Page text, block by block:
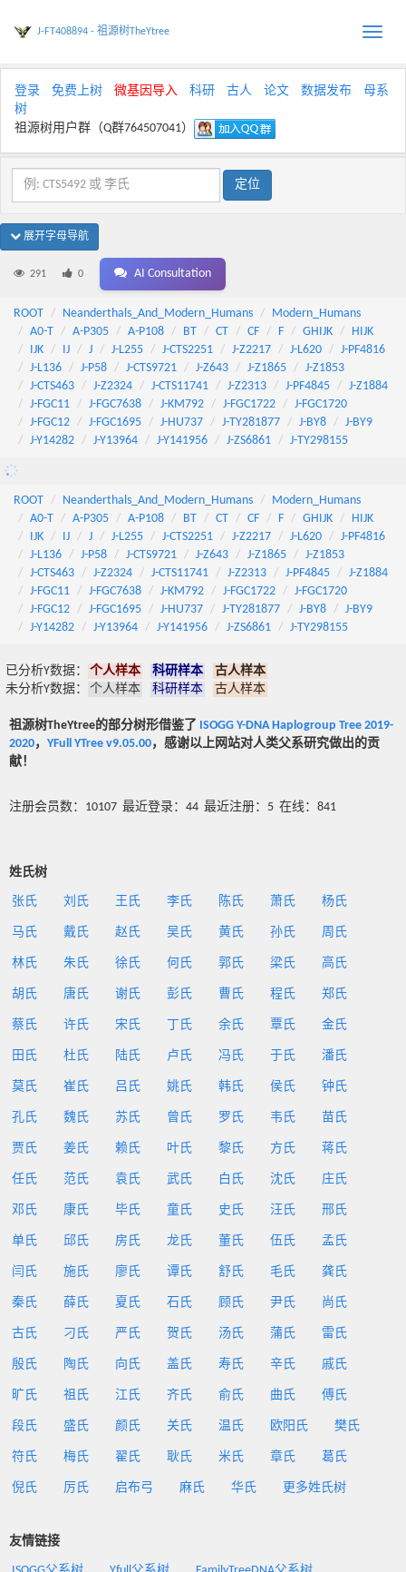
Toggle
J-FT408894 - 祖源树TheYtree
登录 免费上树 微基因导入 科研 古人 论文 数据发布
母系
树
祖源树用户群（Q群764507041）
展开字母导航
291 0 AI Consultation
ROOT Neanderthals_And_Modern_Humans
Modern_Humans
A0-T
A-P305 A-P108 BT CT CF F GHIJK
HIJK
IJK
IJ J J-L255 J-CTS2251 J-Z2217 J-L620
J-PF4816
J-L136
J-P58 J-CTS9721 J-Z643 J-Z1865
J-Z1853
J-CTS463
J-Z2324 J-CTS11741 J-Z2313 J-PF4845
J-Z1884
J-FGC11
J-FGC7638 J-KM792 J-FGC1722
J-FGC1720
J-FGC12
J-FGC1695 J-HU737 J-TY281877 J-BY8
J-BY9
J-Y14282
J-Y13964 J-Y141956 J-ZS6861 J-TY298155
ROOT Neanderthals_And_Modern_Humans
Modern_Humans
A0-T
A-P305 A-P108 BT CT CF F GHIJK
HIJK
IJK
IJ J J-L255 J-CTS2251 J-Z2217 J-L620
J-PF4816
J-L136
J-P58 J-CTS9721 J-Z643 J-Z1865
J-Z1853
J-CTS463
J-Z2324 J-CTS11741 J-Z2313 J-PF4845
J-Z1884
J-FGC11
J-FGC7638 J-KM792 J-FGC1722
J-FGC1720
J-FGC12
J-FGC1695 J-HU737 J-TY281877 J-BY8
J-BY9
J-Y14282
J-Y13964 J-Y141956 J-ZS6861 J-TY298155
已分析Y数据： 个人样本 科研样本
古人样本
未分析Y数据：
个人样本 科研样本 古人样本
祖源树TheYtree的部分树形借鉴了 ISOGG Y-DNA Haplogroup Tree 2019-
2020， YFull YTree v9.05.00，感谢以上网站对人类父系研究做出的贡
献！
注册会员数：10107 最近登录：44 最近注册：5 在线：841
姓氏树
张氏 刘氏 王氏 李氏 陈氏 萧氏 杨氏
马氏 戴氏 赵氏 吴氏 黄氏 孙氏 周氏
林氏 朱氏 徐氏 何氏 郭氏 梁氏 高氏
胡氏 唐氏 谢氏 彭氏 曹氏 程氏 郑氏
蔡氏 许氏 宋氏 丁氏 余氏 覃氏 金氏
田氏 杜氏 陆氏 卢氏 冯氏 于氏 潘氏
莫氏 崔氏 吕氏 姚氏 韩氏 侯氏 钟氏
孔氏 魏氏 苏氏 曾氏 罗氏 韦氏 苗氏
贾氏 姜氏 赖氏 叶氏 黎氏 方氏 蒋氏
任氏 范氏 袁氏 武氏 白氏 沈氏 庄氏
邓氏 康氏 毕氏 童氏 史氏 汪氏 邢氏
单氏 邱氏 房氏 龙氏 董氏 伍氏 孟氏
闫氏 施氏 廖氏 谭氏 舒氏 毛氏 龚氏
秦氏 薛氏 夏氏 石氏 顾氏 尹氏 尚氏
古氏 刁氏 严氏 贺氏 汤氏 蒲氏 雷氏
殷氏 陶氏 向氏 盖氏 寿氏 辛氏 戚氏
旷氏 祖氏 江氏 齐氏 俞氏 曲氏 傅氏
段氏 盛氏 颜氏 关氏 温氏 欧阳氏 樊氏
符氏 梅氏 翟氏 耿氏 米氏 章氏 葛氏
倪氏 厉氏 启布弓 麻氏 华氏 更多姓氏树
友情链接